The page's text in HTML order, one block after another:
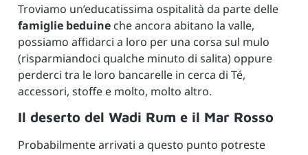
Troviamo un’educatissima ospitalità da parte delle
famiglie beduine che ancora abitano la valle,
possiamo affidarci a loro per una corsa sul mulo
(risparmiandoci qualche minuto di salita) oppure
perderci tra le loro bancarelle in cerca di Té,
accessori, stoffe e molto, molto altro.
Il deserto del Wadi Rum e il Mar Rosso
Probabilmente arrivati a questo punto potreste